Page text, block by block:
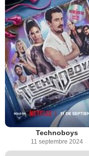
Technoboys
11 septembre 2024